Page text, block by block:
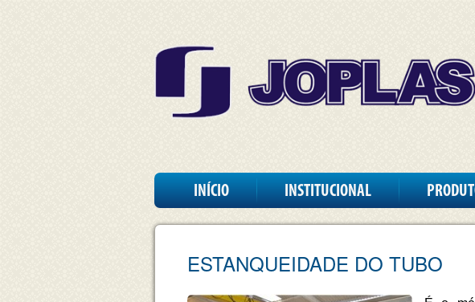
INÍCIO INSTITUCIONAL
ESTANQUEIDADE DO TUBO